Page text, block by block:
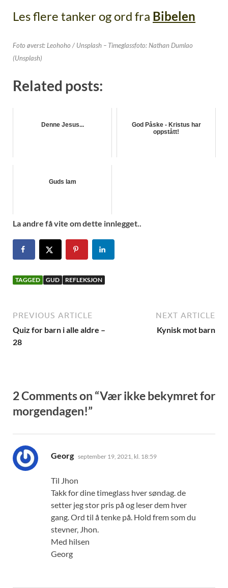
Les flere tanker og ord fra Bibelen
Foto øverst: Leohoho / Unsplash – Timeglassfoto: Nathan Dumlao
(Unsplash)
Related posts:
Denne Jesus...
God Påske - Kristus har
oppstått!
Guds lam
La andre få vite om dette innlegget..
TAGGED GUD REFLEKSJON
PREVIOUS ARTICLE
Quiz for barn i alle aldre –
28
NEXT ARTICLE
Kynisk mot barn
2 Comments on “Vær ikke bekymret for
morgendagen!”
Georg sier:
september 19, 2021, kl. 18:59
Til Jhon
Takk for dine timeglass hver søndag. de
setter jeg stor pris på og leser dem hver
gang. Ord til å tenke på. Hold frem som du
stevner, Jhon.
Med hilsen
Georg